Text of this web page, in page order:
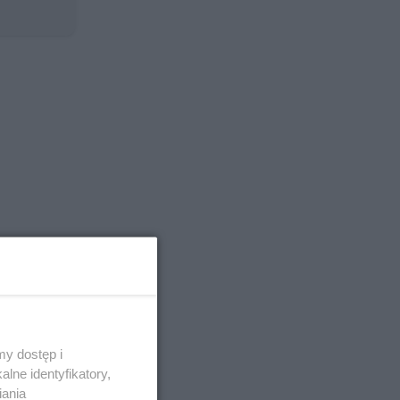
dostęp i
identyfikatory,